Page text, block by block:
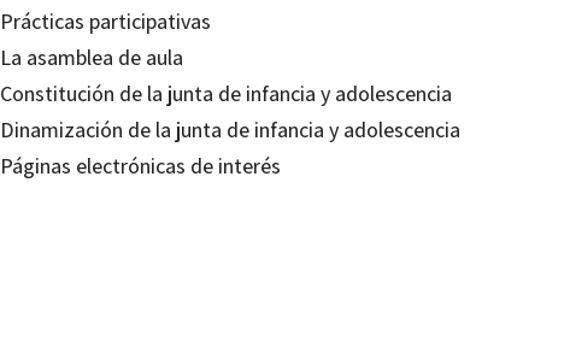
Prácticas participativas
La asamblea de aula
Constitución de la junta de infancia y adolescencia
Dinamización de la junta de infancia y adolescencia
Páginas electrónicas de interés